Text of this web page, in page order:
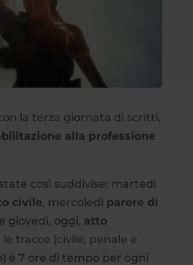
la terza giornata di scritti,
alla professione
così suddivise: martedì
civile, mercoledì parere di
e giovedì, oggi, atto
le tracce (civile, penale e
e 7 ore di tempo per ogni